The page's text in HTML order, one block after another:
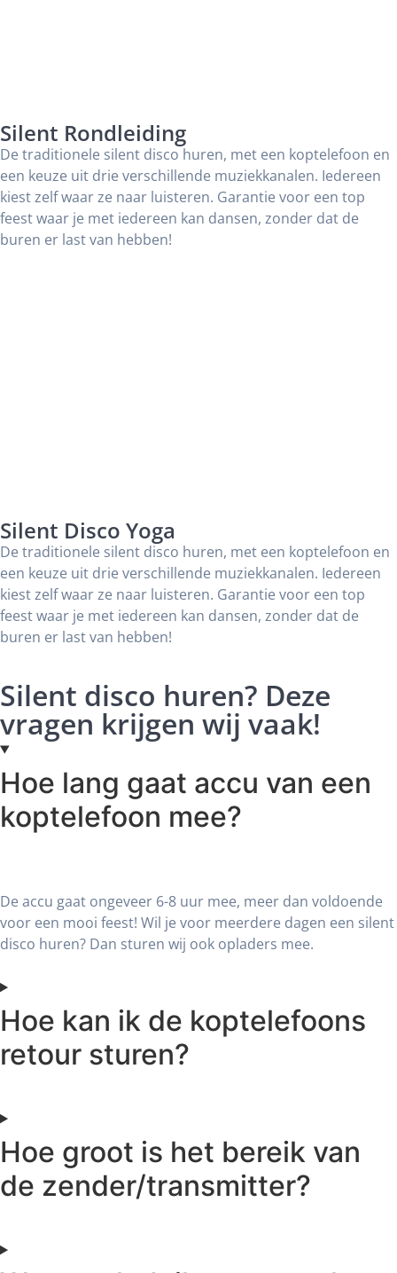
Silent Rondleiding
De traditionele silent disco huren, met een koptelefoon en
een keuze uit drie verschillende muziekkanalen. Iedereen
kiest zelf waar ze naar luisteren. Garantie voor een top
feest waar je met iedereen kan dansen, zonder dat de
buren er last van hebben!
Silent Disco Yoga
De traditionele silent disco huren, met een koptelefoon en
een keuze uit drie verschillende muziekkanalen. Iedereen
kiest zelf waar ze naar luisteren. Garantie voor een top
feest waar je met iedereen kan dansen, zonder dat de
buren er last van hebben!
Silent disco huren? Deze
vragen krijgen wij vaak!
Hoe lang gaat accu van een
koptelefoon mee?
De accu gaat ongeveer 6-8 uur mee, meer dan voldoende
voor een mooi feest! Wil je voor meerdere dagen een silent
disco huren? Dan sturen wij ook opladers mee.
Hoe kan ik de koptelefoons
retour sturen?
Hoe groot is het bereik van
de zender/transmitter?